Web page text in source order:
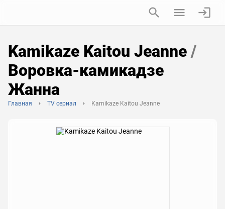
Kamikaze Kaitou Jeanne /
Воровка-камикадзе
Жанна
Главная TV сериал Kamikaze Kaitou Jeanne